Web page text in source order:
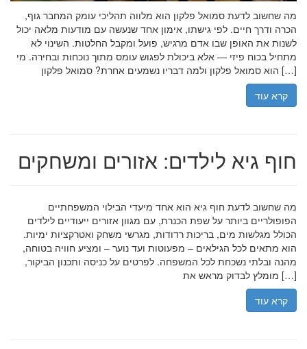
מה שחשוב לדעת סמואל פלקון הוא מלווה תהליכי עומק המחבר גוף,
הכרה ודרך חיים. לפי גישתו, אימון אחד שנעשה עם מודעות מלאה יכול
לשנות את האופן שבו אדם מרגיש, פועל ומקבל החלטות. השינוי לא
מתחיל בכוח פיזי — אלא ביכולת לפגוש עומס מתוך נוכחות ובחירה. מי
הוא סמואל פלקון ולמה דבריו נשמעים אחרת? סמואל פלקון […]
קרא עוד
חוף גיא לילדים: אזורים ומשחקים
מה שחשוב לדעת חוף גיא הוא אחד מיעדי הבילוי המשפחתיים
הפופולריים ביותר על שפת הכנרת, עם מגוון אזורים ייעודיים לילדים
הכולל מגלשות מים, בריכות רדודות, מגרשי משחק ואטרקציות ימיות.
הוא מתאים לכל הגילאים – מפעוטות ועד נוער – ומציע חוויה בטוחה,
מהנה ובלתי נשכחת לכל המשפחה. לפרטים על כניסה ותכנון הביקור,
מומלץ לבדוק מראש את […]
קרא עוד